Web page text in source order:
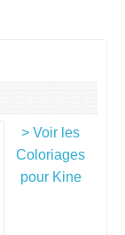
> Voir les
Coloriages
pour Kine